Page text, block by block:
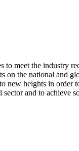
to meet the industry
on the national and
new heights in order
sector and to achieve